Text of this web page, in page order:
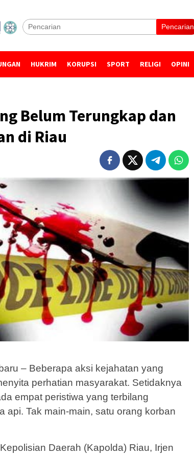
Pencarian
HUKRIM KORUPSI SPORT RELIGI OPINI
Belum Terungkap dan
di Riau
– Beberapa aksi kejahatan yang
perhatian masyarakat. Setidaknya
empat peristiwa yang terbilang
api. Tak main-main, satu orang korban
Daerah (Kapolda) Riau, Irjen